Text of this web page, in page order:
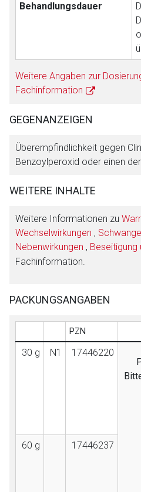
Behandlungsdauer
Weitere Angaben zur
Fachinformation
GEGENANZEIGEN
Überempfindlichkeit gegen
Benzoylperoxid oder einen
WEITERE INHALTE
Weitere Informationen zu
Wechselwirkungen ,
Nebenwirkungen , Beseitigung
Fachinformation.
PACKUNGSANGABEN
PZN
30 g N1
17446220
60 g 17446237